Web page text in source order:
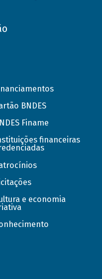
BNDES
Finame
financeiras
e economia